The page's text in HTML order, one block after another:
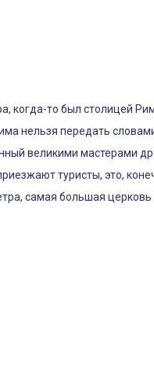
когда-то был столицей
нельзя передать
великими мастерами
туристы, это,
самая большая